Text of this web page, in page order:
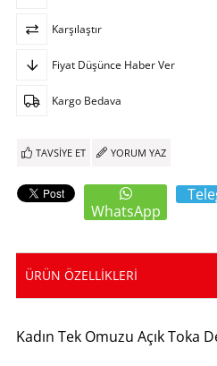
Karşılaştır
Fiyat Düşünce Haber Ver
Kargo Bedava
TAVSIYE ET YORUM YAZ
WhatsApp
ÜRÜN ÖZELLIKLERI
Kadın Tek Omuzu Açık Toka